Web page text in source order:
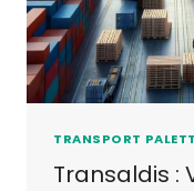
TRANSPORT
Transaldis :